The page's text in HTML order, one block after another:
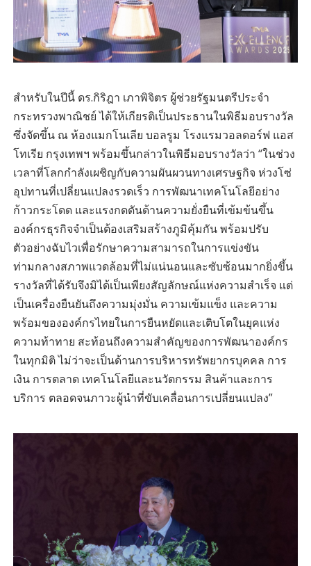
สำหรับในปีนี้ ดร.กิริฎา เภาพิจิตร ผู้ช่วยรัฐมนตรีประจำ
กระทรวงพาณิชย์ ได้ให้เกียรติเป็นประธานในพิธีมอบรางวัล
ซึ่งจัดขึ้น ณ ห้องแมกโนเลีย บอลรูม โรงแรมวอลดอร์ฟ แอส
โทเรีย กรุงเทพฯ พร้อมขึ้นกล่าวในพิธีมอบรางวัลว่า “ในช่วง
เวลาที่โลกกำลังเผชิญกับความผันผวนทางเศรษฐกิจ ห่วงโซ่
อุปทานที่เปลี่ยนแปลงรวดเร็ว การพัฒนาเทคโนโลยีอย่าง
ก้าวกระโดด และแรงกดดันด้านความยั่งยืนที่เข้มข้นขึ้น
องค์กรธุรกิจจำเป็นต้องเสริมสร้างภูมิคุ้มกัน พร้อมปรับ
ตัวอย่างฉับไวเพื่อรักษาความสามารถในการแข่งขัน
ท่ามกลางสภาพแวดล้อมที่ไม่แน่นอนและซับซ้อนมากยิ่งขึ้น
รางวัลที่ได้รับจึงมิได้เป็นเพียงสัญลักษณ์แห่งความสำเร็จ แต่
เป็นเครื่องยืนยันถึงความมุ่งมั่น ความเข้มแข็ง และความ
พร้อมขององค์กรไทยในการยืนหยัดและเติบโตในยุคแห่ง
ความท้าทาย สะท้อนถึงความสำคัญของการพัฒนาองค์กร
ในทุกมิติ ไม่ว่าจะเป็นด้านการบริหารทรัพยากรบุคคล การ
เงิน การตลาด เทคโนโลยีและนวัตกรรม สินค้าและการ
บริการ ตลอดจนภาวะผู้นำที่ขับเคลื่อนการเปลี่ยนแปลง”